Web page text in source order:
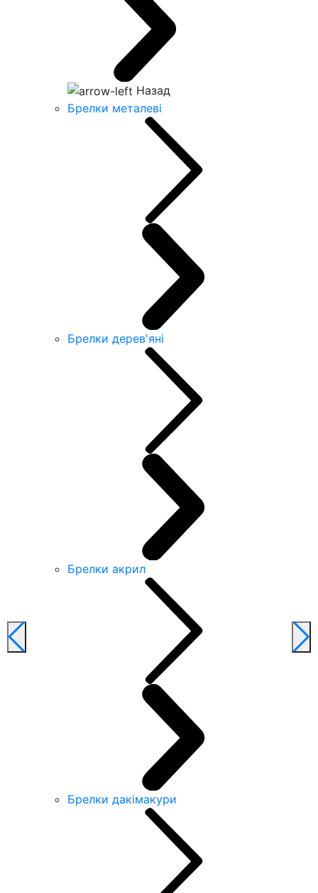
Назад
Брелки металеві
Брелки дерев'яні
Брелки акрил
Брелки дакімакури